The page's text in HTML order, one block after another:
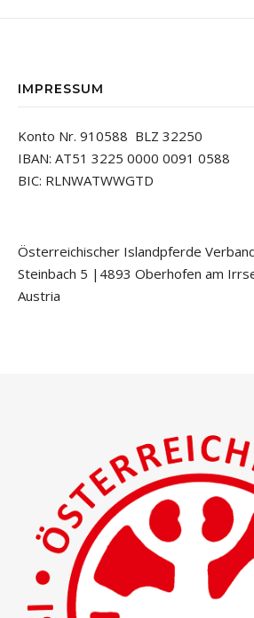
IMPRESSUM
Konto Nr. 910588 BLZ 32250
IBAN: AT51 3225 0000 0091 0588
BIC: RLNWATWWGTD
Österreichischer Islandpferde
Steinbach 5 |4893 Oberhofen am
Austria